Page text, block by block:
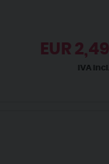
EUR 2,49
IVA incl.